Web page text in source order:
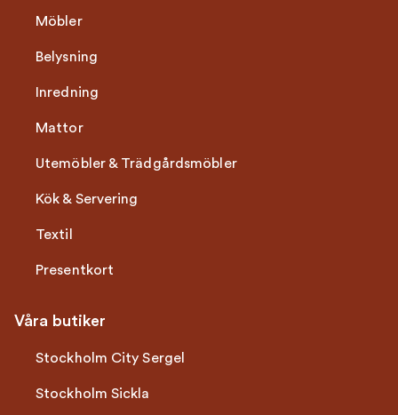
Möbler
Belysning
Inredning
Mattor
Utemöbler & Trädgårdsmöbler
Kök & Servering
Textil
Presentkort
Våra butiker
Stockholm City Sergel
Stockholm Sickla